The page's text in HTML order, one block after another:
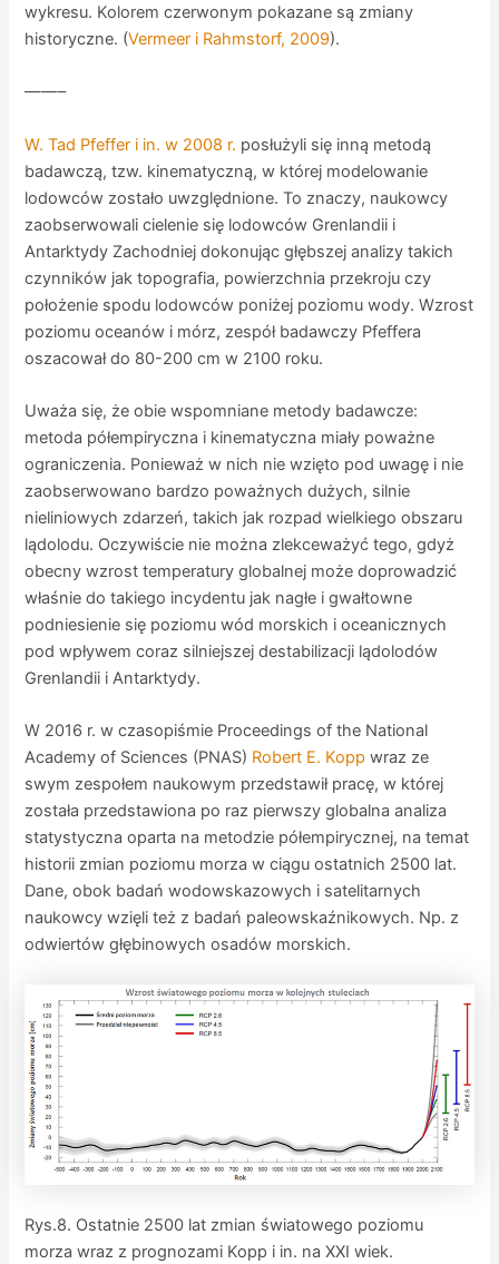
wykresu. Kolorem czerwonym pokazane są zmiany
historyczne. (Vermeer i Rahmstorf, 2009).
——–
W. Tad Pfeffer i in. w 2008 r. posłużyli się inną metodą
badawczą, tzw. kinematyczną, w której modelowanie
lodowców zostało uwzględnione. To znaczy, naukowcy
zaobserwowali cielenie się lodowców Grenlandii i
Antarktydy Zachodniej dokonując głębszej analizy takich
czynników jak topografia, powierzchnia przekroju czy
położenie spodu lodowców poniżej poziomu wody. Wzrost
poziomu oceanów i mórz, zespół badawczy Pfeffera
oszacował do 80-200 cm w 2100 roku.
Uważa się, że obie wspomniane metody badawcze:
metoda półempiryczna i kinematyczna miały poważne
ograniczenia. Ponieważ w nich nie wzięto pod uwagę i nie
zaobserwowano bardzo poważnych dużych, silnie
nieliniowych zdarzeń, takich jak rozpad wielkiego obszaru
lądolodu. Oczywiście nie można zlekceważyć tego, gdyż
obecny wzrost temperatury globalnej może doprowadzić
właśnie do takiego incydentu jak nagłe i gwałtowne
podniesienie się poziomu wód morskich i oceanicznych
pod wpływem coraz silniejszej destabilizacji lądolodów
Grenlandii i Antarktydy.
W 2016 r. w czasopiśmie Proceedings of the National
Academy of Sciences (PNAS) Robert E. Kopp wraz ze
swym zespołem naukowym przedstawił pracę, w której
została przedstawiona po raz pierwszy globalna analiza
statystyczna oparta na metodzie półempirycznej, na temat
historii zmian poziomu morza w ciągu ostatnich 2500 lat.
Dane, obok badań wodowskazowych i satelitarnych
naukowcy wzięli też z badań paleowskaźnikowych. Np. z
odwiertów głębinowych osadów morskich.
Rys.8. Ostatnie 2500 lat zmian światowego poziomu
morza wraz z prognozami Kopp i in. na XXI wiek.